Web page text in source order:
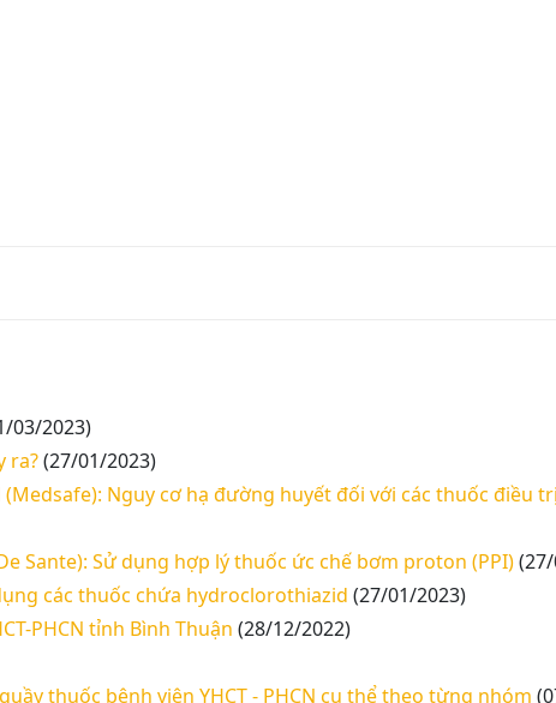
03/2023)
ra?(27/01/2023)
Nguy cơ hạ đường huyết đối với các thuốc điều
Sante): Sử dụng hợp lý thuốc ức chế bơm proton (PPI)
các thuốc chứa hydroclorothiazid (27/01/2023)
PHCN tỉnh Bình Thuận (28/12/2022)
thuốc bệnh viện YHCT - PHCN cụ thể theo từng nhóm